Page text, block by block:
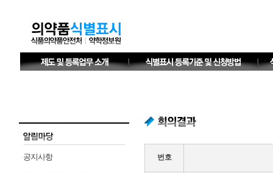
공지사항 번호